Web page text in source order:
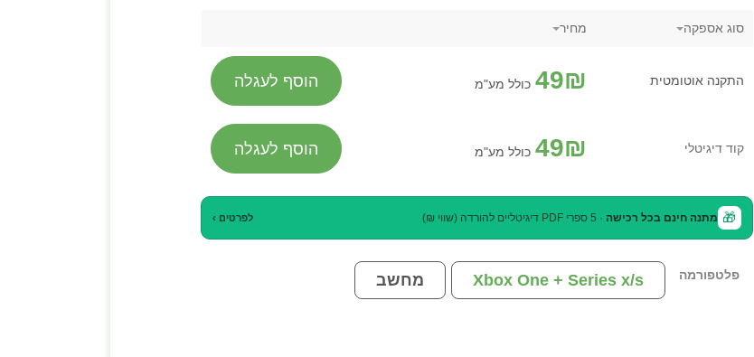
סוג אספקה מחיר
התקנה אוטומטית 49₪ כולל מע"מ הוסף לעגלה
קוד דיגיטלי 49₪ כולל מע"מ הוסף לעגלה
🎁 מתנה חינם בכל רכישה · 5 ספרי PDF דיגיטליים להורדה (שווי ₪) לפרטים ›
פלטפורמה Xbox One + Series x/s מחשב